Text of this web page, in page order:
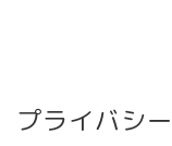
プライバシ